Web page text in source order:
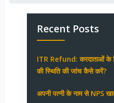
Recent Posts
ITR Refund: करदाताओं
की स्थिति की जांच कैसे करें?
अपनी पत्नी के नाम से NPS